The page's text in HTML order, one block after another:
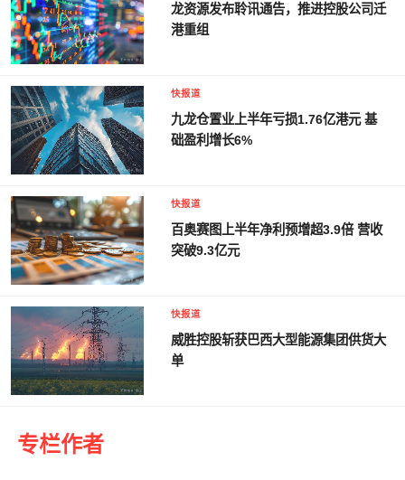
龙资源发布聆讯通告，推进控股公司迁
港重组
快报道
九龙仓置业上半年亏损1.76亿港元 基
础盈利增长6%
快报道
百奥赛图上半年净利预增超3.9倍 营收
突破9.3亿元
快报道
威胜控股斩获巴西大型能源集团供货大
单
专栏作者